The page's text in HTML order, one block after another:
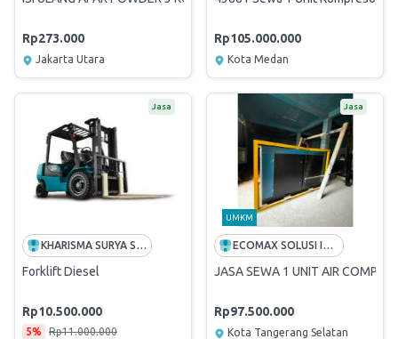
Rp273.000
Jakarta Utara
Rp105.000.000
Kota Medan
Jasa
KHARISMA SURYA SEMESTA
Forklift Diesel
Rp10.500.000
5%
Rp11.000.000
Jasa
UMKM
ECOMAX SOLUSI INDONESIA
JASA SEWA 1 UNIT AIR
Rp97.500.000
Kota Tangerang Selatan